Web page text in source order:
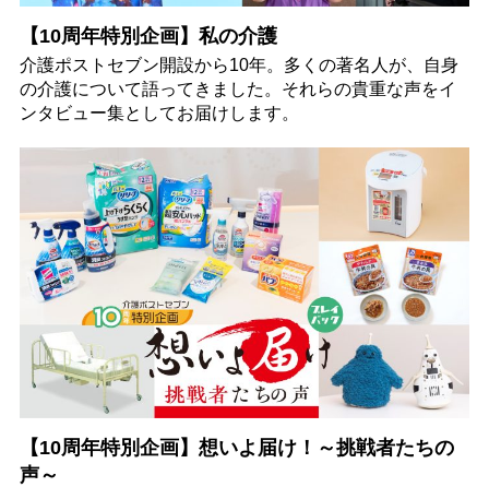
【10周年特別企画】私の介護
介護ポストセブン開設から10年。多くの著名人が、自身
の介護について語ってきました。それらの貴重な声をイ
ンタビュー集としてお届けします。
【10周年特別企画】想いよ届け！～挑戦者たちの
声～